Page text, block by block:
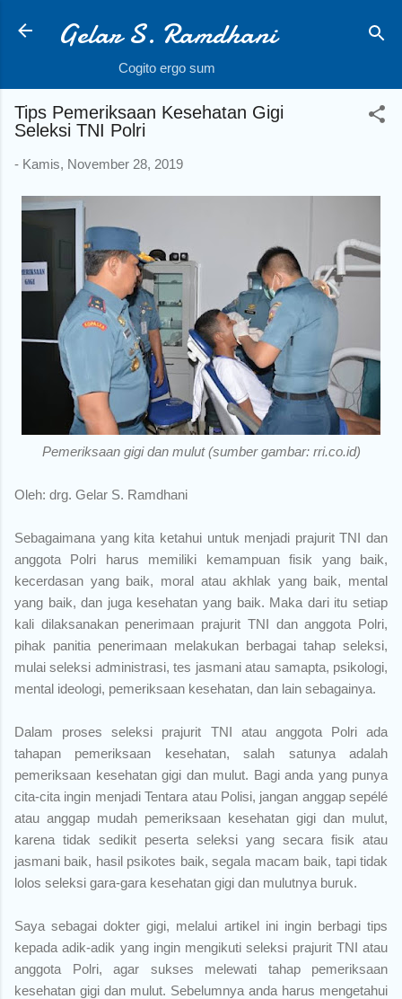
Langsung ke konten utama
Gelar S. Ramdhani
Cogito ergo sum
Tips Pemeriksaan Kesehatan Gigi
Seleksi TNI Polri
- Kamis, November 28, 2019
Pemeriksaan gigi dan mulut (sumber gambar: rri.co.id)
Oleh: drg. Gelar S. Ramdhani
Sebagaimana yang kita ketahui untuk menjadi prajurit TNI dan
anggota Polri harus memiliki kemampuan fisik yang baik,
kecerdasan yang baik, moral atau akhlak yang baik, mental
yang baik, dan juga kesehatan yang baik. Maka dari itu setiap
kali dilaksanakan penerimaan prajurit TNI dan anggota Polri,
pihak panitia penerimaan melakukan berbagai tahap seleksi,
mulai seleksi administrasi, tes jasmani atau samapta, psikologi,
mental ideologi, pemeriksaan kesehatan, dan lain sebagainya.
Dalam proses seleksi prajurit TNI atau anggota Polri ada
tahapan pemeriksaan kesehatan, salah satunya adalah
pemeriksaan kesehatan gigi dan mulut. Bagi anda yang punya
cita-cita ingin menjadi Tentara atau Polisi, jangan anggap sepélé
atau anggap mudah pemeriksaan kesehatan gigi dan mulut,
karena tidak sedikit peserta seleksi yang secara fisik atau
jasmani baik, hasil psikotes baik, segala macam baik, tapi tidak
lolos seleksi gara-gara kesehatan gigi dan mulutnya buruk.
Saya sebagai dokter gigi, melalui artikel ini ingin berbagi tips
kepada adik-adik yang ingin mengikuti seleksi prajurit TNI atau
anggota Polri, agar sukses melewati tahap pemeriksaan
kesehatan gigi dan mulut. Sebelumnya anda harus mengetahui